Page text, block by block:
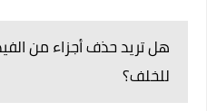
هل تريد حذف أجزاء من
للخلف؟